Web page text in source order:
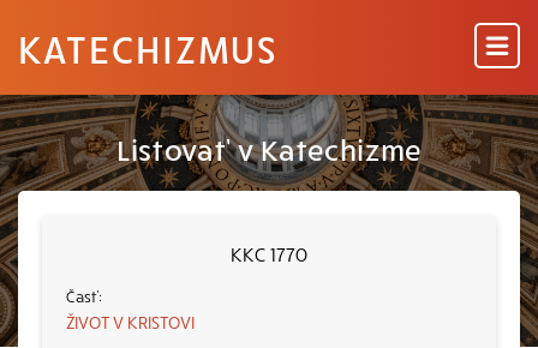
KATECHIZMUS
Listovať v Katechizme
KKC 1770
ŽIVOT V KRISTOVI